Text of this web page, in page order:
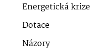
Energetická krize
Dotace
Názory